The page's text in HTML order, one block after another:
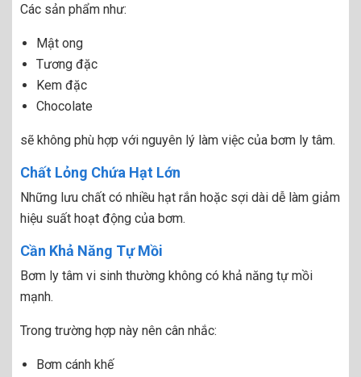
Các sản phẩm như:
Mật ong
Tương đặc
Kem đặc
Chocolate
sẽ không phù hợp với nguyên lý làm việc của bơm ly tâm.
Chất Lỏng Chứa Hạt Lớn
Những lưu chất có nhiều hạt rắn hoặc sợi dài dễ làm giảm
hiệu suất hoạt động của bơm.
Cần Khả Năng Tự Mồi
Bơm ly tâm vi sinh thường không có khả năng tự mồi
mạnh.
Trong trường hợp này nên cân nhắc:
Bơm cánh khế